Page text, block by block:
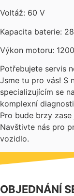
Voltáž: 60 V
Kapacita baterie:
Výkon motoru:
Potřebujete servis
Jsme tu pro vás! S
specializujícím se
komplexní
Pro bude brzy
Navštivte nás pro
vozidlo.
OBJEDNÁNÍ